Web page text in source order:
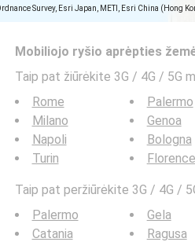
Survey, Esri Japan, METI, Esri China (Hong
Mobiliojo ryšio aprėpties
Taip pat žiūrėkite 3G / 4G / 5G
Rome
Milano
Napoli
Turin
Palermo
Genoa
Bologna
Florence
Taip pat peržiūrėkite 3G / 4G /
Palermo
Catania
Gela
Ragusa